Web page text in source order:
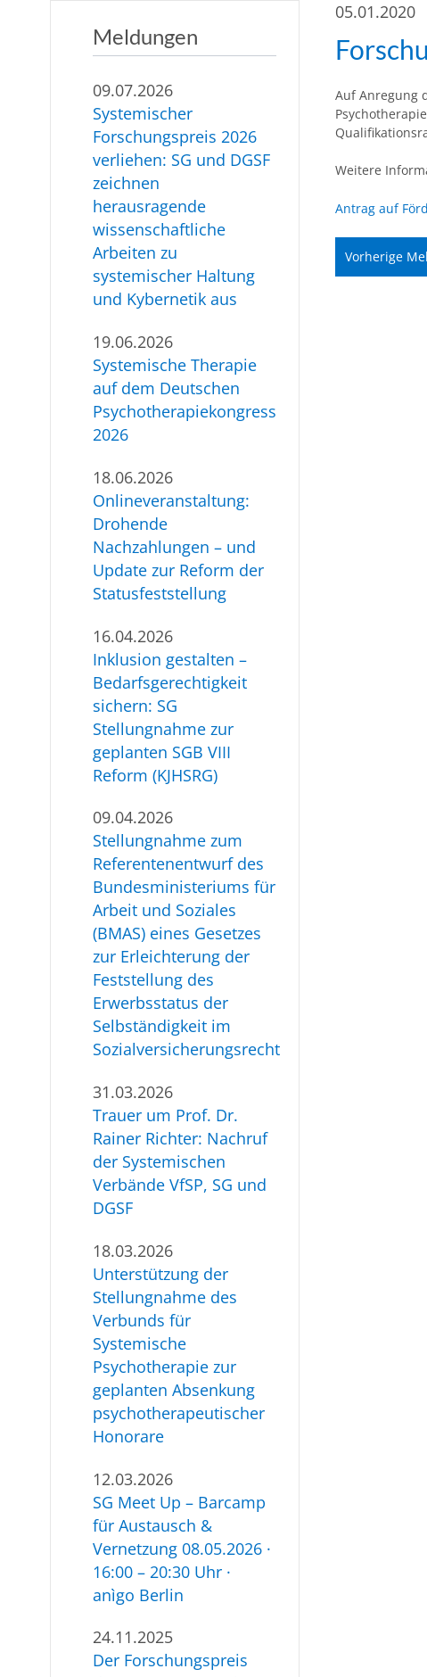
Meldungen
09.07.2026
Systemischer
Forschungspreis 2026
verliehen: SG und DGSF
zeichnen
herausragende
wissenschaftliche
Arbeiten zu
systemischer Haltung
und Kybernetik aus
19.06.2026
Systemische Therapie
auf dem Deutschen
Psychotherapiekongress
2026
18.06.2026
Onlineveranstaltung:
Drohende
Nachzahlungen – und
Update zur Reform der
Statusfeststellung
16.04.2026
Inklusion gestalten –
Bedarfsgerechtigkeit
sichern: SG
Stellungnahme zur
geplanten SGB VIII
Reform (KJHSRG)
09.04.2026
Stellungnahme zum
Referentenentwurf des
Bundesministeriums für
Arbeit und Soziales
(BMAS) eines Gesetzes
zur Erleichterung der
Feststellung des
Erwerbsstatus der
Selbständigkeit im
Sozialversicherungsrecht
31.03.2026
Trauer um Prof. Dr.
Rainer Richter: Nachruf
der Systemischen
Verbände VfSP, SG und
DGSF
18.03.2026
Unterstützung der
Stellungnahme des
Verbunds für
Systemische
Psychotherapie zur
geplanten Absenkung
psychotherapeutischer
Honorare
12.03.2026
SG Meet Up – Barcamp
für Austausch &
Vernetzung 08.05.2026 ·
16:00 – 20:30 Uhr ·
anìgo Berlin
24.11.2025
Der Forschungspreis
05.01.2020
Auf Anregung
Weitere
Antrag auf
Vorherige